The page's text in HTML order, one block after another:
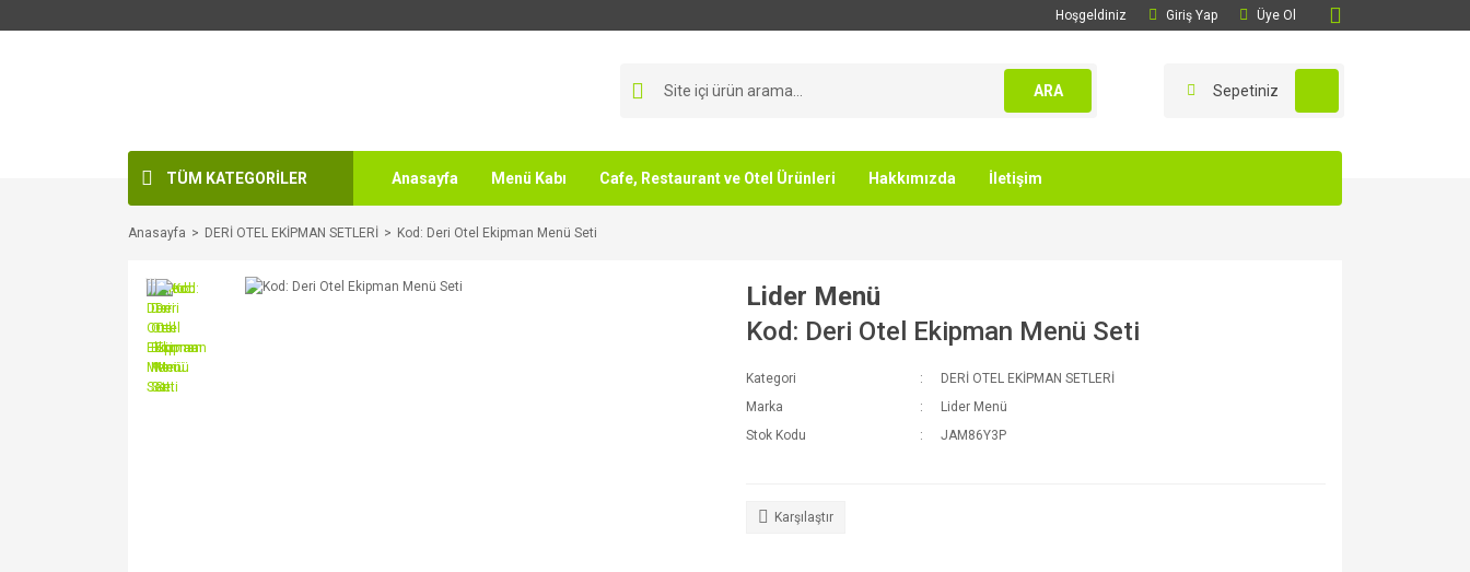
Hoşgeldiniz Giriş Yap Üye Ol
ARA Sepetiniz
TÜM KATEGORİLER Anasayfa Menü Kabı Cafe, Restaurant ve Otel Ürünleri Hakkımızda İletişim
Anasayfa DERİ OTEL EKİPMAN SETLERİ Kod: Deri Otel Ekipman Menü Seti
Lider Menü
Kod: Deri Otel Ekipman Menü Seti
Kategori
DERİ OTEL EKİPMAN SETLERİ
Marka
Lider Menü
Stok Kodu
JAM86Y3P
Karşılaştır